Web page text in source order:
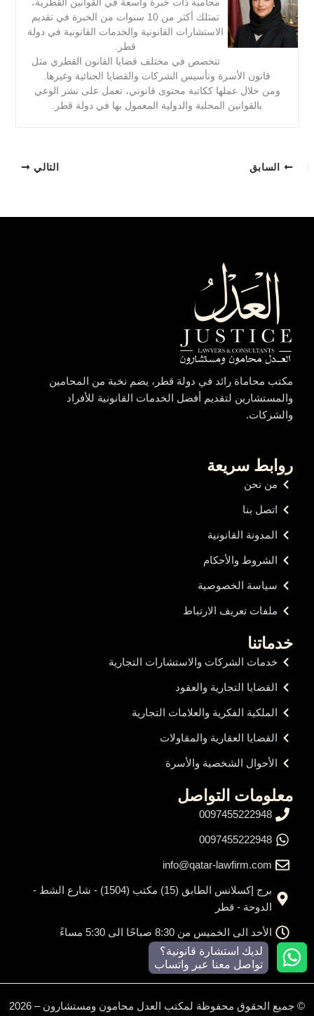
محامية ذات خبرة واسعة في القوانين القطرية،
تمتلك أكثر من 10 سنوات من الخبرة في تقديم
الاستشارات القانونية والخدمات القانونية في دولة
قطر.
تتخصص في مختلف قضايا القانون القطري مثل
قانون الأسرة وتأسيس الشركات والقضايا الجنائية وغيرها.
ومن خلال عملها ككاتبة محتوى قانوني، تعمل على نشر الوعي
بالقوانين المحلية والدولية المعمول بها في دولة قطر.
السابق التالي
مكتب محاماة رائد في دولة قطر، يضم نخبة من المحامين
والمستشارين لتقديم أفضل الخدمات القانونية للأفراد
والشركات.
روابط سريعة
من نحن
اتصل بنا
المدونة القانونية
الشروط والأحكام
سياسة الخصوصية
ملفات تعريف الارتباط
خدماتنا
خدمات الشركات والاستشارات التجارية
القضايا التجارية والعقود
الملكية الفكرية والعلامات التجارية
القضايا العقارية والمقاولات
الأحوال الشخصية والأسرة
معلومات التواصل
0097455222948
0097455222948
info@qatar-lawfirm.com
برج إكسلانس الطابق (15) مكتب (1504) - شارع الشط -
الدوحة - قطر
الأحد الى الخميس من 8:30 صباحًا الى 5:30 مساءً
© جميع الحقوق محفوظة لمكتب العدل محامون ومستشارون – 2026
لديك استشارة قانونية؟
تواصل معنا عبر واتساب